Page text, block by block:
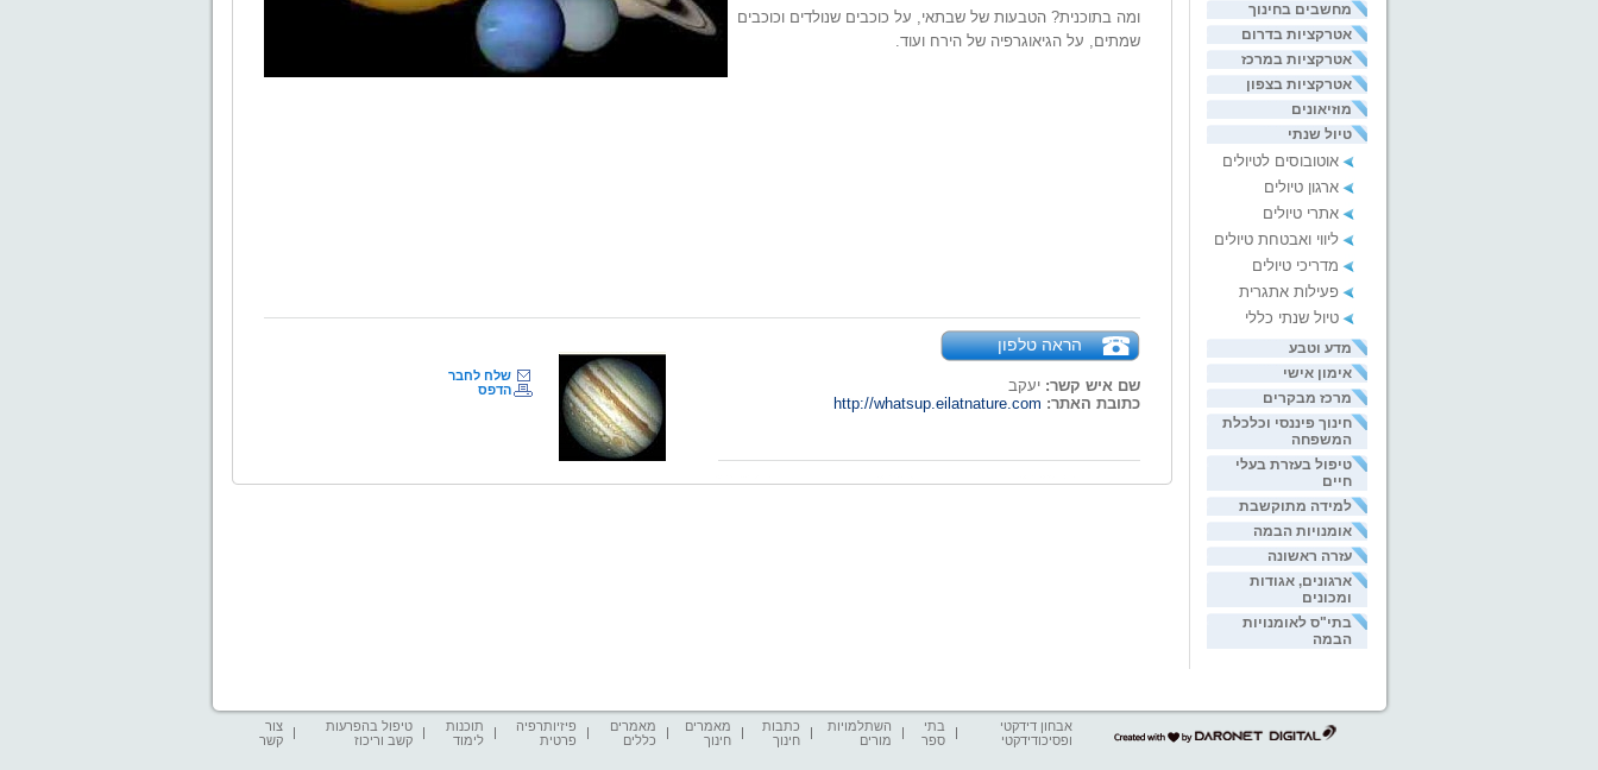
מחשבים בחינוך
אטרקציות בדרום
אטרקציות במרכז
אטרקציות בצפון
מוזיאונים
טיול שנתי
אוטובוסים לטיולים
ארגון טיולים
אתרי טיולים
ליווי ואבטחת טיולים
מדריכי טיולים
פעילות אתגרית
טיול שנתי כללי
מדע וטבע
אימון אישי
מרכז מבקרים
חינוך פיננסי וכלכלת
המשפחה
טיפול בעזרת בעלי
חיים
למידה מתוקשבת
אומנויות הבמה
עזרה ראשונה
ארגונים, אגודות
ומכונים
בתי"ס לאומנויות
הבמה
ומה בתוכנית? הטבעות של שבתאי, על כוכבים שנולדים וכוכבים
שמתים, על הגיאוגרפיה של הירח ועוד.
הראה טלפון
שם איש קשר: יעקב
כתובת האתר: http://whatsup.eilatnature.com
שלח לחבר
הדפס
דרונט
אבחון דידקטי
ופסיכודידקטי
בתי
ספר
השתלמויות
מורים
כתבות
חינוך
מאמרים
חינוך
מאמרים
כללים
פיזיותרפיה
פרטית
תוכנות
לימוד
טיפול בהפרעות
קשב וריכוז
צור
קשר